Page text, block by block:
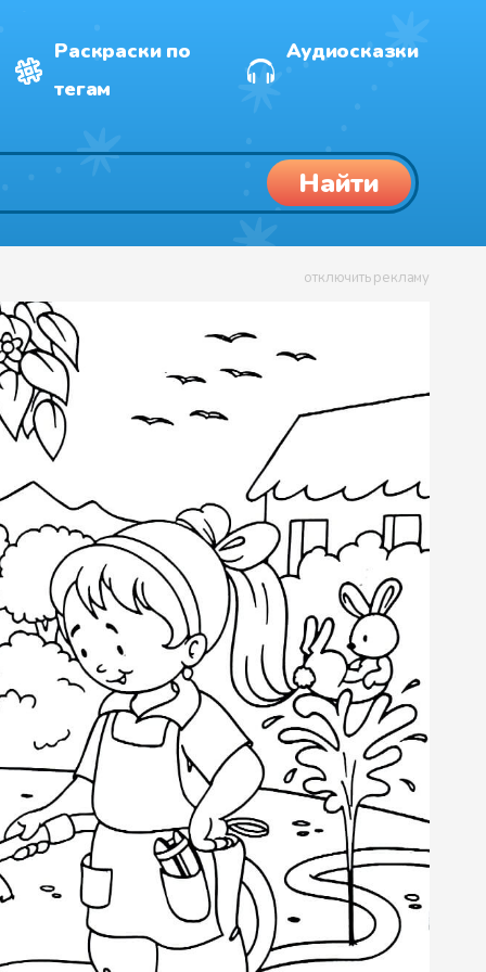
Раскраски по
тегам
Аудиосказки
Найти
отключить рекламу